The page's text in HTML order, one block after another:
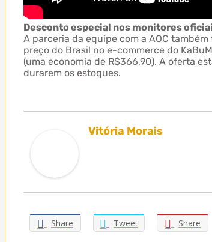
Desconto especial nos monitores
A parceria da equipe com a AOC
preço do Brasil no e-commerce do
(uma economia de R$366,90). A oferta
durarem os estoques.
Vitória Morais
Share Tweet Share